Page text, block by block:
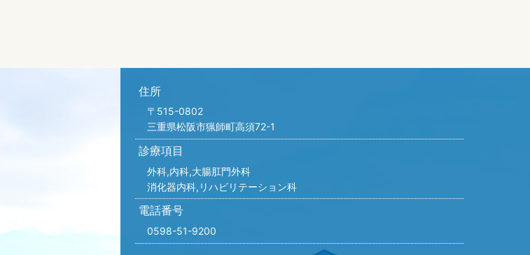
住所
〒515-0802
三重県松阪市猟師町高須72-1
診療項目
外科,内科,大腸肛門外科
消化器内科,リハビリテーション科
電話番号
0598-51-9200